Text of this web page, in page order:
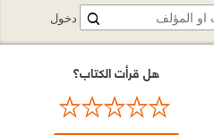
هل قرأت الكتاب؟
دخول